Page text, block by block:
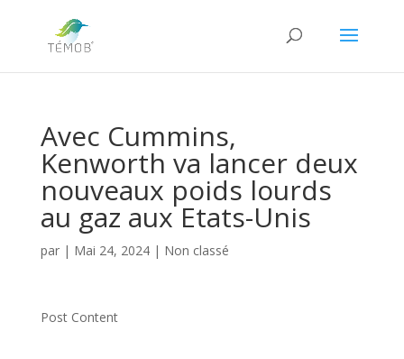
Avec Cummins,
Kenworth va lancer deux
nouveaux poids lourds
au gaz aux Etats-Unis
par | Mai 24, 2024| Non classé
Post Content